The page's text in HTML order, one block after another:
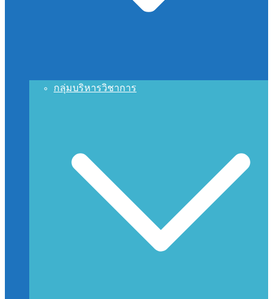
กลุ่มบริหารวิชาการ